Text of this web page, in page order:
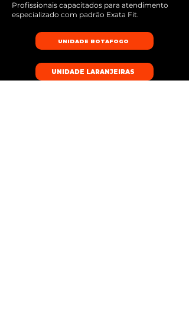
Profissionais capacitados para atendimento
especializado com padrão Exata Fit.
UNIDADE BOTAFOGO
UNIDADE LARANJEIRAS